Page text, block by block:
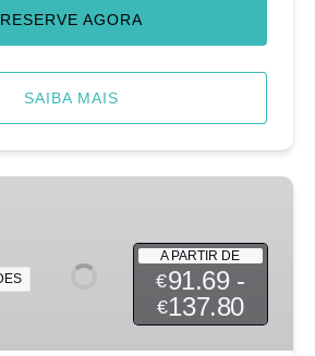
RESERVE AGORA
SAIBA MAIS
A PARTIR DE
€91.69 -
€137.80